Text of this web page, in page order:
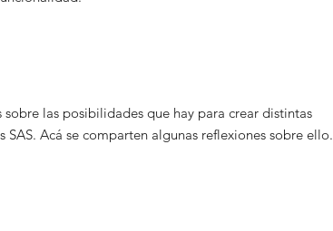
sobre las posibilidades que hay para crear distintas
SAS. Acá se comparten algunas reflexiones sobre ello.